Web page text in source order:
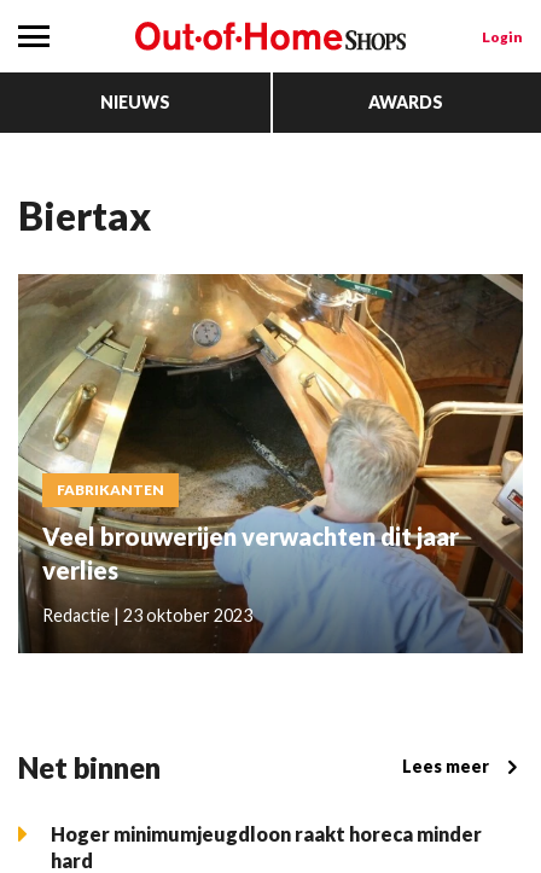
Login
NIEUWS AWARDS
biertax
FABRIKANTEN
Veel brouwerijen verwachten dit jaar
verlies
Redactie | 23 oktober 2023
Net binnen Lees meer
Hoger minimumjeugdloon raakt horeca minder
hard